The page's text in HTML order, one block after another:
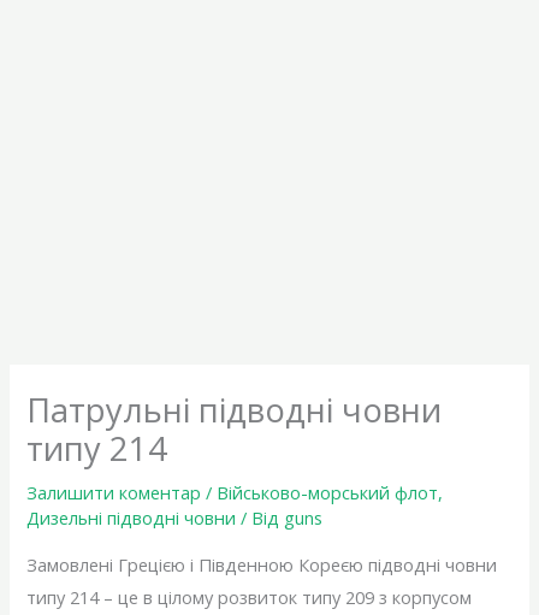
Патрульні підводні човни
типу 214
Залишити коментар / Військово-морський флот,
Дизельні підводні човни / Від guns
Замовлені Грецією і Південною Кореєю підводні човни
типу 214 – це в цілому розвиток типу 209 з корпусом